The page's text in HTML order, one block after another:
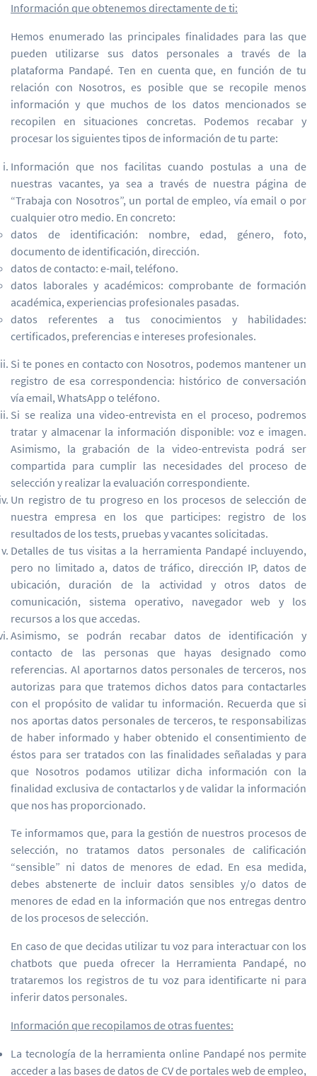
Información que obtenemos directamente de ti:
Hemos enumerado las principales finalidades para las que
pueden utilizarse sus datos personales a través de la
plataforma Pandapé. Ten en cuenta que, en función de tu
relación con Nosotros, es posible que se recopile menos
información y que muchos de los datos mencionados se
recopilen en situaciones concretas. Podemos recabar y
procesar los siguientes tipos de información de tu parte:
Información que nos facilitas cuando postulas a una de
nuestras vacantes, ya sea a través de nuestra página de
“Trabaja con Nosotros”, un portal de empleo, vía email o por
cualquier otro medio. En concreto:
datos de identificación: nombre, edad, género, foto,
documento de identificación, dirección.
datos de contacto: e-mail, teléfono.
datos laborales y académicos: comprobante de formación
académica, experiencias profesionales pasadas.
datos referentes a tus conocimientos y habilidades:
certificados, preferencias e intereses profesionales.
Si te pones en contacto con Nosotros, podemos mantener un
registro de esa correspondencia: histórico de conversación
vía email, WhatsApp o teléfono.
Si se realiza una video-entrevista en el proceso, podremos
tratar y almacenar la información disponible: voz e imagen.
Asimismo, la grabación de la video-entrevista podrá ser
compartida para cumplir las necesidades del proceso de
selección y realizar la evaluación correspondiente.
Un registro de tu progreso en los procesos de selección de
nuestra empresa en los que participes: registro de los
resultados de los tests, pruebas y vacantes solicitadas.
Detalles de tus visitas a la herramienta Pandapé incluyendo,
pero no limitado a, datos de tráfico, dirección IP, datos de
ubicación, duración de la actividad y otros datos de
comunicación, sistema operativo, navegador web y los
recursos a los que accedas.
Asimismo, se podrán recabar datos de identificación y
contacto de las personas que hayas designado como
referencias. Al aportarnos datos personales de terceros, nos
autorizas para que tratemos dichos datos para contactarles
con el propósito de validar tu información. Recuerda que si
nos aportas datos personales de terceros, te responsabilizas
de haber informado y haber obtenido el consentimiento de
éstos para ser tratados con las finalidades señaladas y para
que Nosotros podamos utilizar dicha información con la
finalidad exclusiva de contactarlos y de validar la información
que nos has proporcionado.
Te informamos que, para la gestión de nuestros procesos de
selección, no tratamos datos personales de calificación
“sensible” ni datos de menores de edad. En esa medida,
debes abstenerte de incluir datos sensibles y/o datos de
menores de edad en la información que nos entregas dentro
de los procesos de selección.
En caso de que decidas utilizar tu voz para interactuar con los
chatbots que pueda ofrecer la Herramienta Pandapé, no
trataremos los registros de tu voz para identificarte ni para
inferir datos personales.
Información que recopilamos de otras fuentes:
La tecnología de la herramienta online Pandapé nos permite
acceder a las bases de datos de CV de portales web de empleo,